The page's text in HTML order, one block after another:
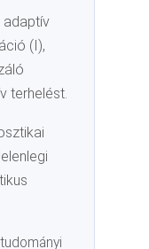
adaptív
(I),
terhelést.